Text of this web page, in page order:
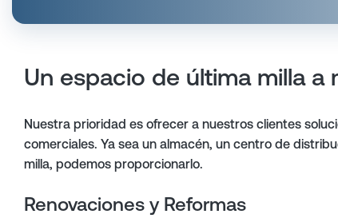
Un espacio de última milla a
Nuestra prioridad es ofrecer a nuestros clientes
comerciales. Ya sea un almacén, un centro de
milla, podemos proporcionarlo.
Renovaciones y Reformas